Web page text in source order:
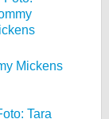
Mickens